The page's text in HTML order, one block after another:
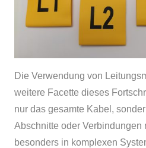
Die Verwendung von
weitere Facette dieses
nur das gesamte Kabel,
Abschnitte oder Verbindungen
besonders in komplexen